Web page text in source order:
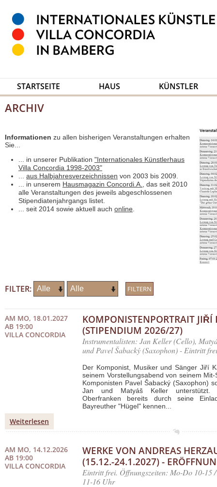
STARTSEITE HAUS KÜNSTLER
ARCHIV
Informationen zu allen bisherigen Veranstaltungen erhalten
Sie...
... in unserer Publikation "Internationales Künstlerhaus
Villa Concordia 1998-2003"
aus Halbjahresverzeichnissen von 2003 bis 2009.
... in unserem Hausmagazin Concordi.A.
, das seit 2010
alle Veranstaltungen des jeweils abgeschlossenen
Stipendiatenjahrgangs listet.
... seit 2014 sowie aktuell auch online
FILTER:
AM MO, 18.01.2027
AB 19:00
VILLA CONCORDIA
KOMPONISTENPORTRAIT JIŘÍ
(STIPENDIUM 2026/27)
Instrumentalisten: Jan Keller (Cello),
und Pavel Šabacký (Saxophon) - Eintritt frei
Der Komponist, Musiker und Sänger Jiří
seinem Vorstellungsabend von seinem
Komponisten Pavel Šabacký (Saxophon)
Jan und Matyáš Keller unterstützt.
Oberfranken bereits durch seine
Bayreuther "Hügel" kennen...
Weiterlesen
AM MO, 14.12.2026
AB 19:00
VILLA CONCORDIA
WERKE VON ANDREAS
(15.12.-24.1.2027) -
Eintritt frei. Öffnungszeiten: Mo-Do 10-15
11-16 Uhr